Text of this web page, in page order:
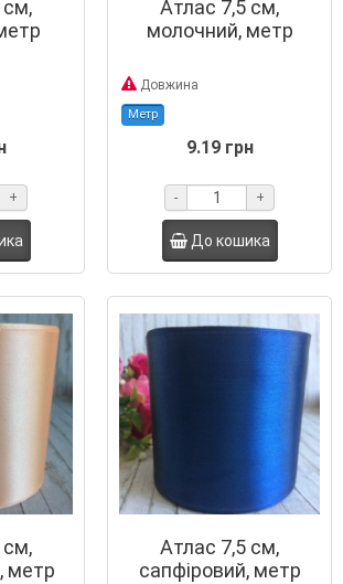
см,
+
Атлас 7,5 см,
молочний, метр
Довжина
Метр
9.19 грн
- +
До кошика
см,
метр
Атлас 7,5 см,
сапфіровий, метр